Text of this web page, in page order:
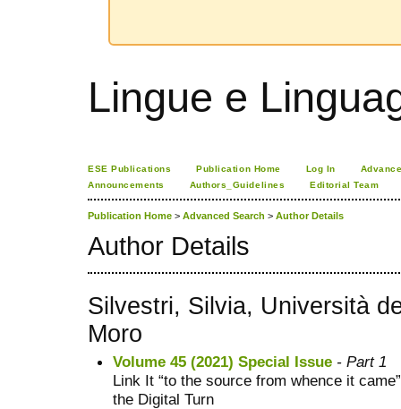
Lingue e
ESE Publications Publication Home Log In
Announcements
Authors_Guidelines Editorial Team
Publication Home > Advanced Search > Author Details
Author Details
Silvestri, Silvia, Università
Moro
Volume 45 (2021) Special Issue - Part 1
Link It “to the source from whence it
the Digital Turn